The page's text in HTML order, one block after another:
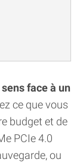
face à un
ce que vous
budget et de
PCIe 4.0
ou